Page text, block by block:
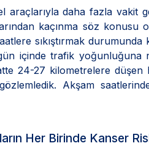
araçlarıyla daha fazla vakit
kaçınma söz konusu
sıkıştırmak durumunda
içinde trafik
24-27 kilometrelere
Akşam
Her Birinde Kanser